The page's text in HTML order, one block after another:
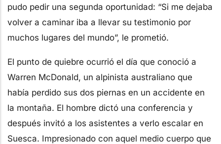
pudo pedir una segunda oportunidad: “Si me dejaba
volver a caminar iba a llevar su testimonio por
muchos lugares del mundo”, le prometió.
El punto de quiebre ocurrió el día que conoció a
Warren McDonald, un alpinista australiano que
había perdido sus dos piernas en un accidente en
la montaña. El hombre dictó una conferencia y
después invitó a los asistentes a verlo escalar en
Suesca. Impresionado con aquel medio cuerpo que